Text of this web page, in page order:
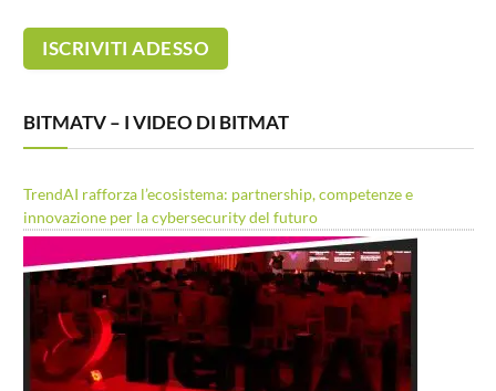
BITMATV – I VIDEO DI BITMAT
TrendAI rafforza l’ecosistema: partnership, competenze e
innovazione per la cybersecurity del futuro